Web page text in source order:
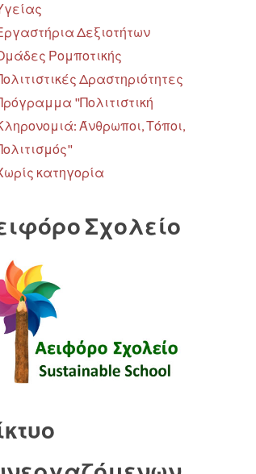
Δεξιοτήτων
Ρομποτικής
Δραστηριότητες
"Πολιτιστική
Άνθρωποι, Τόποι,
κατηγορία
Σχολείο